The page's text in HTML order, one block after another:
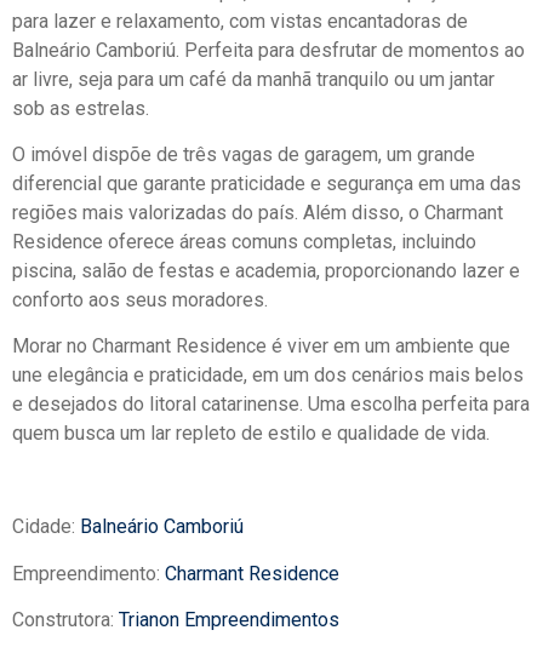
para lazer e relaxamento, com vistas encantadoras de
Balneário Camboriú. Perfeita para desfrutar de momentos ao
ar livre, seja para um café da manhã tranquilo ou um jantar
sob as estrelas.
O imóvel dispõe de três vagas de garagem, um grande
diferencial que garante praticidade e segurança em uma das
regiões mais valorizadas do país. Além disso, o Charmant
Residence oferece áreas comuns completas, incluindo
piscina, salão de festas e academia, proporcionando lazer e
conforto aos seus moradores.
Morar no Charmant Residence é viver em um ambiente que
une elegância e praticidade, em um dos cenários mais belos
e desejados do litoral catarinense. Uma escolha perfeita para
quem busca um lar repleto de estilo e qualidade de vida.
Cidade: Balneário Camboriú
Empreendimento: Charmant Residence
Construtora: Trianon Empreendimentos